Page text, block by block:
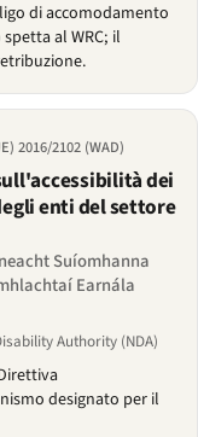
di accomodamento
al WRC; il
2016/2102 (WAD)
dei
enti del settore
Suíomhanna
Earnála
Authority (NDA)
designato per il